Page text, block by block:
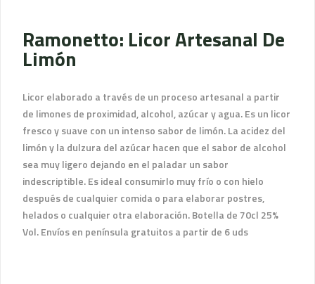
Ramonetto: Licor Artesanal De
Limón
Licor elaborado a través de un proceso artesanal a partir
de limones de proximidad, alcohol, azúcar y agua. Es un licor
fresco y suave con un intenso sabor de limón. La acidez del
limón y la dulzura del azúcar hacen que el sabor de alcohol
sea muy ligero dejando en el paladar un sabor
indescriptible. Es ideal consumirlo muy frío o con hielo
después de cualquier comida o para elaborar postres,
helados o cualquier otra elaboración. Botella de 70cl 25%
Vol. Envíos en península gratuitos a partir de 6 uds